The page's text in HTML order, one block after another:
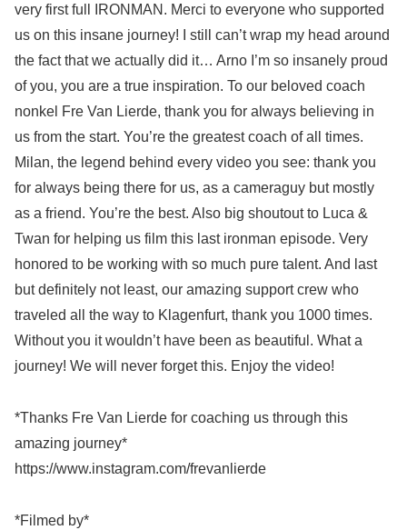
very first full IRONMAN. Merci to everyone who supported
us on this insane journey! I still can’t wrap my head around
the fact that we actually did it… Arno I’m so insanely proud
of you, you are a true inspiration. To our beloved coach
nonkel Fre Van Lierde, thank you for always believing in
us from the start. You’re the greatest coach of all times.
Milan, the legend behind every video you see: thank you
for always being there for us, as a cameraguy but mostly
as a friend. You’re the best. Also big shoutout to Luca &
Twan for helping us film this last ironman episode. Very
honored to be working with so much pure talent. And last
but definitely not least, our amazing support crew who
traveled all the way to Klagenfurt, thank you 1000 times.
Without you it wouldn’t have been as beautiful. What a
journey! We will never forget this. Enjoy the video!
*Thanks Fre Van Lierde for coaching us through this
amazing journey*
https://www.instagram.com/frevanlierde
*Filmed by*